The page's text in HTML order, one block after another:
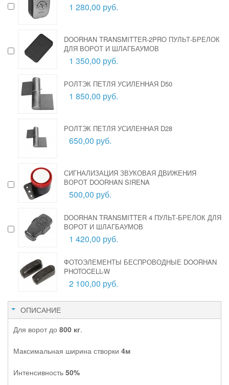
1 280,00 руб.
DOORHAN TRANSMITTER-2PRO ПУЛЬТ-БРЕЛОК
ДЛЯ ВОРОТ И ШЛАГБАУМОВ
1 350,00 руб.
РОЛТЭК ПЕТЛЯ УСИЛЕННАЯ D50
1 850,00 руб.
РОЛТЭК ПЕТЛЯ УСИЛЕННАЯ D28
650,00 руб.
СИГНАЛИЗАЦИЯ ЗВУКОВАЯ ДВИЖЕНИЯ
ВОРОТ DOORHAN SIRENA
500,00 руб.
DOORHAN TRANSMITTER 4 ПУЛЬТ-БРЕЛОК ДЛЯ
ВОРОТ И ШЛАГБАУМОВ
1 420,00 руб.
ФОТОЭЛЕМЕНТЫ БЕСПРОВОДНЫЕ DOORHAN
PHOTOCELL-W
2 100,00 руб.
ОПИСАНИЕ
Для ворот до 800 кг.
Максимальная ширина створки 4м
Интенсивность 50%